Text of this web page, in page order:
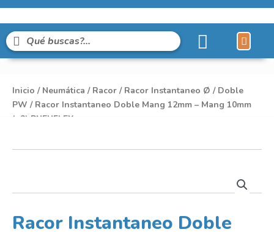
Inicio / Neumática / Racor / Racor Instantaneo Ø / Doble
PW / Racor Instantaneo Doble Mang 12mm – Mang 10mm
(x2) PNEUFLEX
Racor Instantaneo Doble